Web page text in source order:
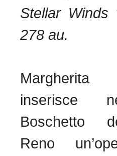
Stellar
278 au.
Margherita
inserisce
Boschetto
Reno